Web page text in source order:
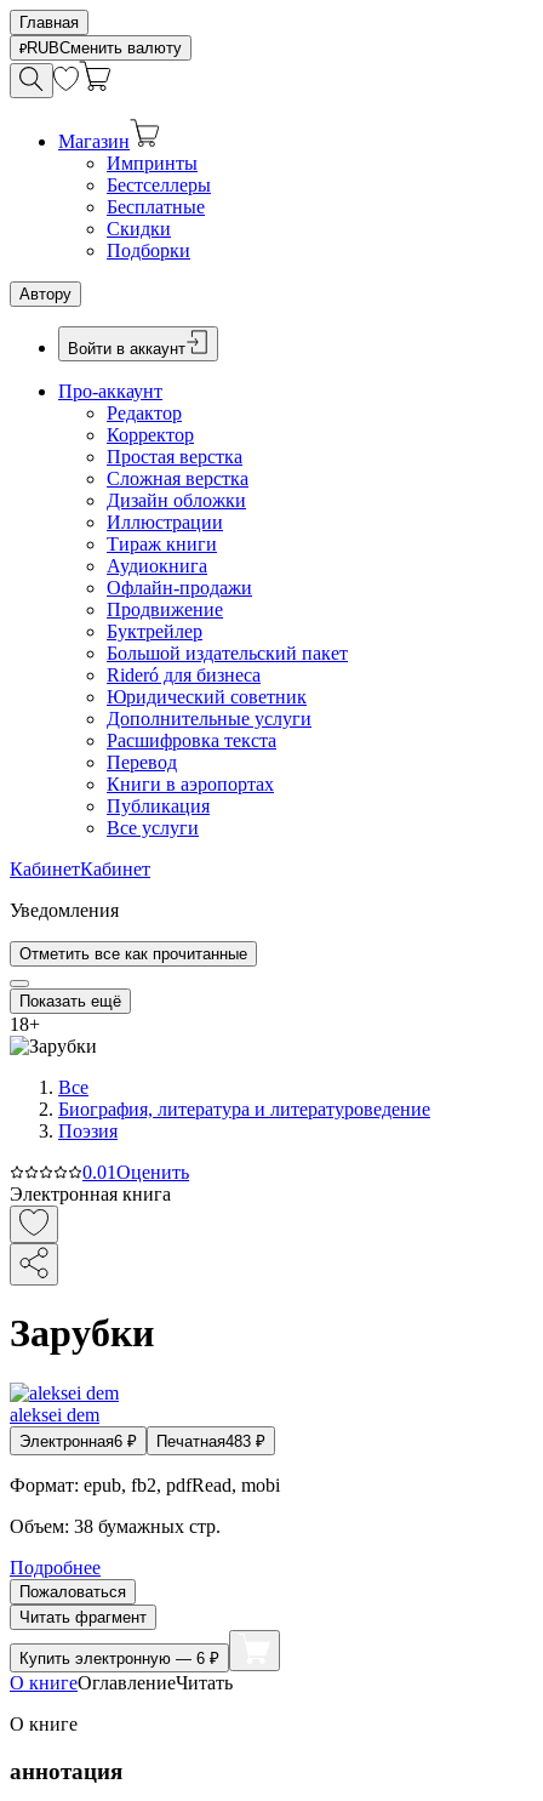
Главная
RUBСменить валюту
Магазин
Импринты
Бестселлеры
Бесплатные
Скидки
Подборки
Автору
Войти в аккаунт
Про-аккаунт
Редактор
Корректор
Простая верстка
Сложная верстка
Дизайн обложки
Иллюстрации
Тираж книги
Аудиокнига
Офлайн-продажи
Продвижение
Буктрейлер
Большой издательский пакет
Rideró для бизнеса
Юридический советник
Дополнительные услуги
Расшифровка текста
Перевод
Книги в аэропортах
Публикация
Все услуги
КабинетКабинет
Уведомления
Отметить все как прочитанные
Показать ещё
18+
Все
Биография, литература и литературоведение
Поэзия
0.01Оценить
Электронная книга
Зарубки
aleksei dem
Электронная6 ₽ Печатная483 ₽
Формат: epub, fb2, pdfRead, mobi
Объем: 38 бумажных стр.
Подробнее
Пожаловаться
Читать фрагмент
Купить электронную — 6 ₽
О книгеОглавлениеЧитать
О книге
аннотация